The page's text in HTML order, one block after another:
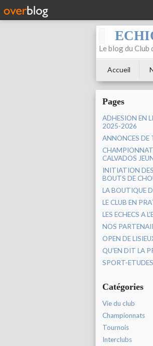
Le blog du Club
Accueil
Pages
ADHESION EN
2025-2026
ANNONCES DE
CALVADOS
INITIATION
BOUTS DE
LA BOUTIQUE
LE CLUB EN
LES ECHECS A
NOS
OPEN DE
QU'EN DIT LA
SPORT-
Catégories
Vie du club
Championnats
Tournois
Interclubs